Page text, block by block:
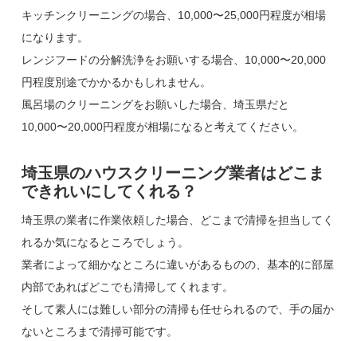
キッチンクリーニングの場合、10,000〜25,000円程度が相場
になります。
レンジフードの分解洗浄をお願いする場合、10,000〜20,000
円程度別途でかかるかもしれません。
風呂場のクリーニングをお願いした場合、埼玉県だと
10,000〜20,000円程度が相場になると考えてください。
埼玉県のハウスクリーニング業者はどこま
できれいにしてくれる？
埼玉県の業者に作業依頼した場合、どこまで清掃を担当してく
れるか気になるところでしょう。
業者によって細かなところに違いがあるものの、基本的に部屋
内部であればどこでも清掃してくれます。
そして素人には難しい部分の清掃も任せられるので、手の届か
ないところまで清掃可能です。